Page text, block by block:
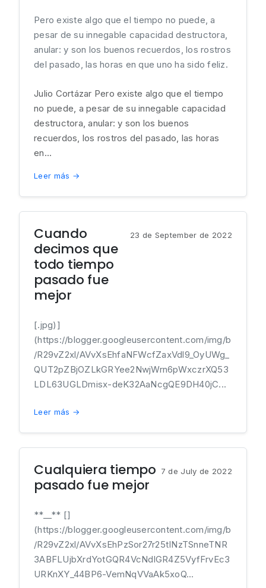
Pero existe algo que el tiempo no puede, a
pesar de su innegable capacidad destructora,
anular: y son los buenos recuerdos, los rostros
del pasado, las horas en que uno ha sido feliz.
Julio Cortázar Pero existe algo que el tiempo
no puede, a pesar de su innegable capacidad
destructora, anular: y son los buenos
recuerdos, los rostros del pasado, las horas
en...
Leer más →
Cuando
decimos que
todo tiempo
pasado fue
mejor
23 de September de 2022
[.jpg)]
(https://blogger.googleusercontent.com/img/b
/R29vZ2xl/AVvXsEhfaNFWcfZaxVdl9_OyUWg_
QUT2pZBjOZLkGRYee2NwjWrn6pWxczrXQ53
LDL63UGLDmisx-deK32AaNcgQE9DH40jC...
Leer más →
Cualquiera tiempo
pasado fue mejor
7 de July de 2022
**__** []
(https://blogger.googleusercontent.com/img/b
/R29vZ2xl/AVvXsEhPzSor27r25tINzTSnneTNR
3ABFLUjbXrdYotGQR4VcNdlGR4Z5VyfFrvEc3
URKnXY_44BP6-VemNqVVaAk5xoQ...